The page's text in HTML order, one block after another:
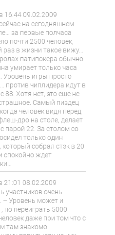
в 16:44 09.02.2009
на сегодняшнем
за первые полчаса
почти 2500 человек,
раз в жизни такое вижу…
патипокера обычно
умирает только часа
Уровень игры просто
против чиплидера идут в
88. Хотя нет, это еще не
Самый пиздец
человек видя перед
дро на столе, делает
парой 22. За столом со
только один
собрал стэк в 20
спокойно ждет
21:01 08.02.2009
участников очень
– Уровень может и
но переиграть 5000
даже при том что с
там знакомо